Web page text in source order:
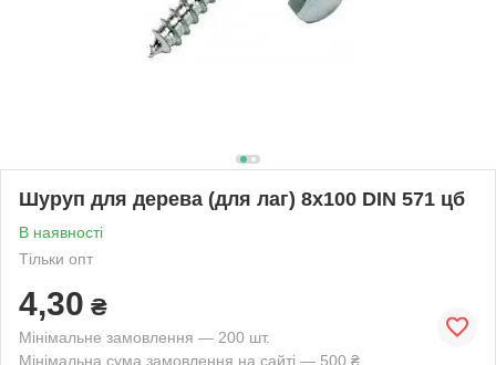
Шуруп для дерева (для лаг) 8х100 DIN 571 цб
В наявності
Тільки опт
4,30 ₴
Мінімальне замовлення — 200 шт.
Мінімальна сума замовлення на сайті — 500 ₴